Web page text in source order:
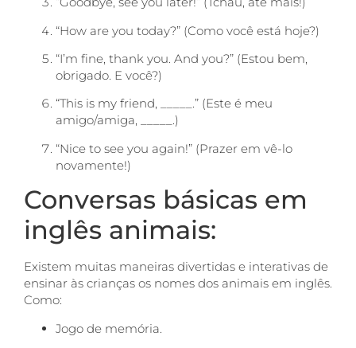
“How are you today?” (Como você está hoje?)
“I’m fine, thank you. And you?” (Estou bem,
obrigado. E você?)
“This is my friend, _____.” (Este é meu
amigo/amiga, _____.)
“Nice to see you again!” (Prazer em vê-lo
novamente!)
Conversas básicas em
inglês animais:
Existem muitas maneiras divertidas e interativas de
ensinar às crianças os nomes dos animais em inglês.
Como:
Jogo de memória.